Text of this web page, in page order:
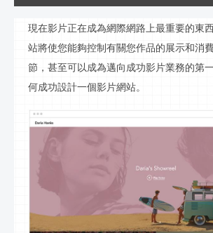
現在影片正在成為網際網路上最重要的東
站將使您能夠控制有關您作品的展示和消
節，甚至可以成為邁向成功影片業務的第
何成功設計一個影片網站。